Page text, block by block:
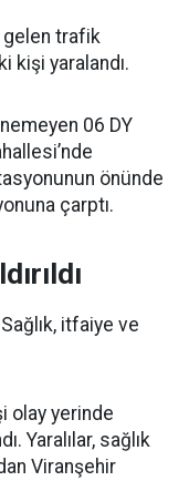
gelen trafik
kişi yaralandı.
06 DY
önünde
çarptı.
itfaiye ve
olay yerinde
Yaralılar, sağlık
Viranşehir